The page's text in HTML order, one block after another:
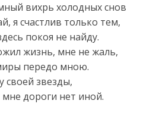
вихрь холодных снов
я счастлив только тем,
покоя не найду.
жизнь, мне не жаль,
передо мною.
своей звезды,
дороги нет иной.